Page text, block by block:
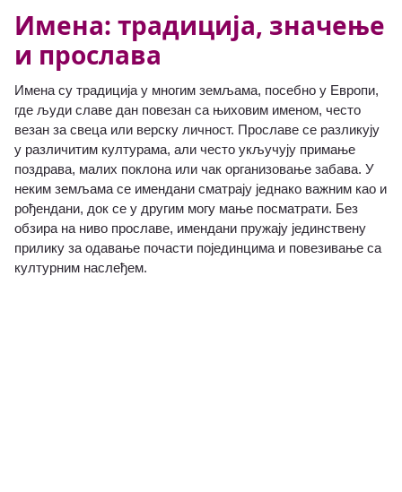
Имена: традиција, значење
и прослава
Имена су традиција у многим земљама, посебно у Европи,
где људи славе дан повезан са њиховим именом, често
везан за свеца или верску личност. Прославе се разликују
у различитим културама, али често укључују примање
поздрава, малих поклона или чак организовање забава. У
неким земљама се имендани сматрају једнако важним као и
рођендани, док се у другим могу мање посматрати. Без
обзира на ниво прославе, имендани пружају јединствену
прилику за одавање почасти појединцима и повезивање са
културним наслеђем.